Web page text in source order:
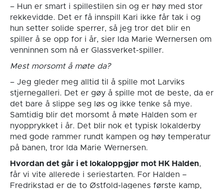
– Hun er smart i spillestilen sin og er høy med stor
rekkevidde. Det er få innspill Kari ikke får tak i og
hun setter solide sperrer, så jeg tror det blir en
spiller å se opp for i år, sier Ida Marie Wernersen om
venninnen som nå er Glassverket-spiller.
Mest morsomt å møte da?
– Jeg gleder meg alltid til å spille mot Larviks
stjernegalleri. Det er gøy å spille mot de beste, da er
det bare å slippe seg løs og ikke tenke så mye.
Samtidig blir det morsomt å møte Halden som er
nyopprykket i år. Det blir nok et typisk lokalderby
med gode rammer rundt kampen og høy temperatur
på banen, tror Ida Marie Wernersen.
Hvordan det går i et lokaloppgjør mot HK Halden,
får vi vite allerede i seriestarten. For Halden –
Fredrikstad er de to Østfold-lagenes første kamp,